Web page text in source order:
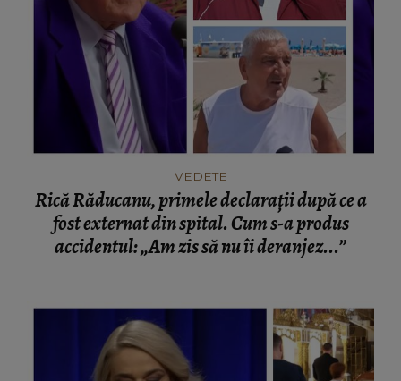
VEDETE
Rică Răducanu, primele declarații după ce a
fost externat din spital. Cum s-a produs
accidentul: „Am zis să nu îi deranjez...”